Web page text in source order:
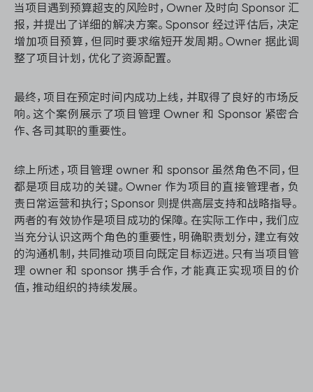
当项目遇到预算超支的风险时，Owner 及时向 Sponsor 汇
报，并提出了详细的解决方案。Sponsor 经过评估后，决定
增加项目预算，但同时要求缩短开发周期。Owner 据此调
整了项目计划，优化了资源配置。
最终，项目在预定时间内成功上线，并取得了良好的市场反
响。这个案例展示了项目管理 Owner 和 Sponsor 紧密合
作、各司其职的重要性。
综上所述，项目管理 owner 和 sponsor 虽然角色不同，但
都是项目成功的关键。Owner 作为项目的直接管理者，负
责日常运营和执行；Sponsor 则提供高层支持和战略指导。
两者的有效协作是项目成功的保障。在实际工作中，我们应
当充分认识这两个角色的重要性，明确职责划分，建立有效
的沟通机制，共同推动项目向既定目标迈进。只有当项目管
理 owner 和 sponsor 携手合作，才能真正实现项目的价
值，推动组织的持续发展。